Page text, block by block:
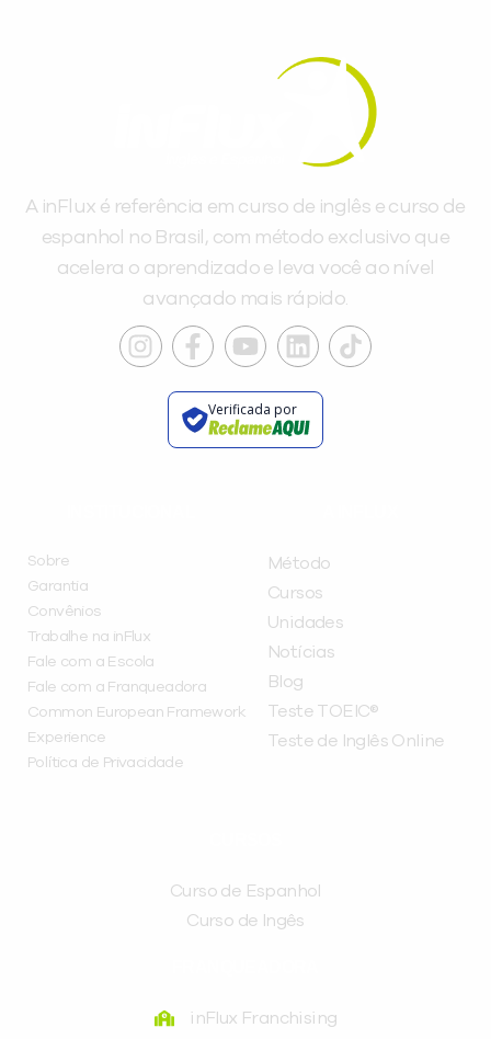
A inFlux é referência em curso de inglês e curso de
espanhol no Brasil, com método exclusivo que
acelera o aprendizado e leva você ao nível
avançado mais rápido.
Verificada por
Sobre
Garantia
Convênios
Trabalhe na inFlux
Fale com a Escola
Fale com a Franqueadora
Common European Framework
Experience
Política de Privacidade
Método
Cursos
Unidades
Notícias
Blog
Teste TOEIC®
Teste de Inglês Online
Curso de Espanhol
Curso de Ingês
inFlux Franchising